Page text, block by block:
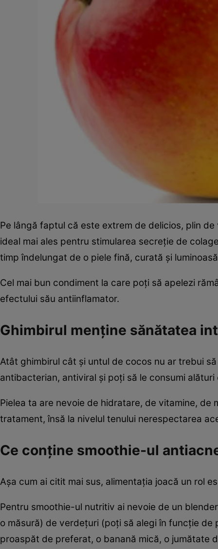
Pe lângă faptul că este extrem de delicios, plin
ideal mai ales pentru stimularea secreţie de
timp îndelungat de o piele fină, curată şi
Cel mai bun condiment la care poţi să apelezi
efectului său antiinflamator.
Ghimbirul menţine sănătatea
Atât ghimbirul cât şi untul de cocos nu ar trebui
antibacterian, antiviral şi poţi să le consumi
Pielea ta are nevoie de hidratare, de vitamine,
tratament, însă la nivelul tenului nerespectarea
Ce conţine smoothie-ul
Aşa cum ai citit mai sus, alimentaţia joacă un rol
Pentru smoothie-ul nutritiv ai nevoie de un
o măsură) de verdeţuri (poţi să alegi în funcţie
proaspăt de preferat, o banană mică, o jumătate